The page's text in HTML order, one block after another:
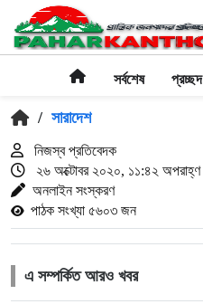
সর্বশেষ প্রচ্ছদ
/ সারাদেশ
নিজস্ব প্রতিবেদক
২৬ অক্টোবর ২০২০, ১১:৪২ অপরাহ্ণ
অনলাইন সংস্করণ
পাঠক সংখ্যা ৫৬০৩ জন
এ সম্পর্কিত আরও খবর